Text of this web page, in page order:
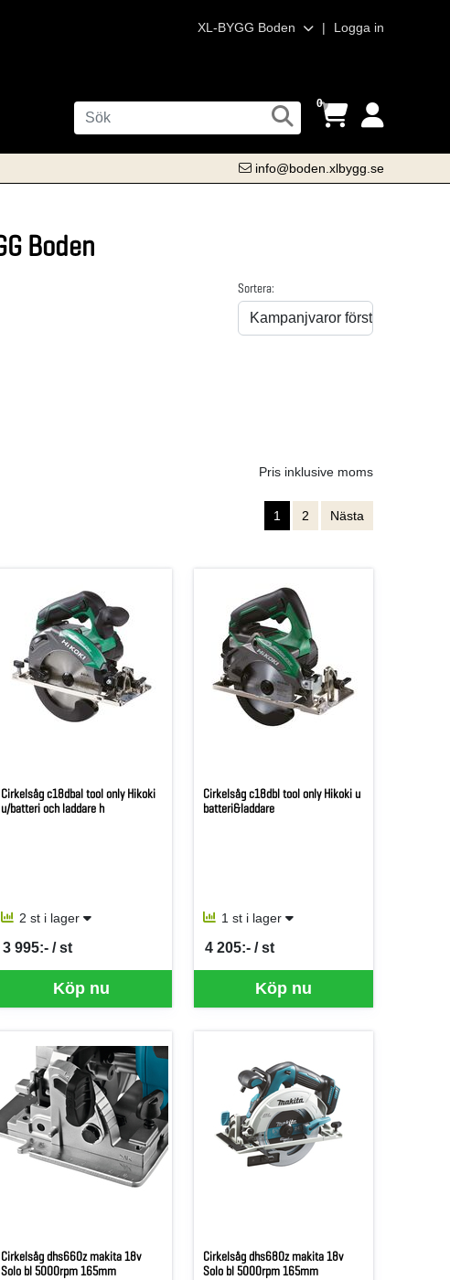
XL-BYGG Boden | Logga in
0
info@boden.xlbygg.se
Boden
Sortera:
Pris inklusive moms
1 2 Nästa
Cirkelsåg c18dbal tool only Hikoki
u/batteri och laddare h
2 st i lager
Köp nu
3 995:- / st
SEK per ST
Cirkelsåg c18dbl tool only Hikoki u
batteri&laddare
1 st i lager
Köp nu
4 205:- / st
SEK per ST
Cirkelsåg dhs660z makita 18v
Solo bl 5000rpm 165mm
Cirkelsåg dhs680z makita 18v
Solo bl 5000rpm 165mm